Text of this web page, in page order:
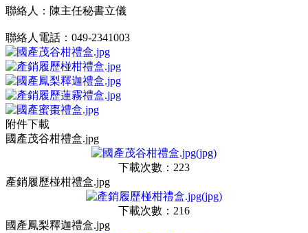
聯絡人：陳主任秘書立儀
聯絡人電話：049-2341003
附件下載
國產茂谷柑禮盒.jpg
下載次數：223
產銷履歷椪柑禮盒.jpg
下載次數：216
國產鳳梨釋迦禮盒.jpg